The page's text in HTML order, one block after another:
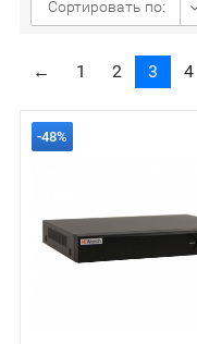
Сортировать по:
← 1 2 3 4
-48%